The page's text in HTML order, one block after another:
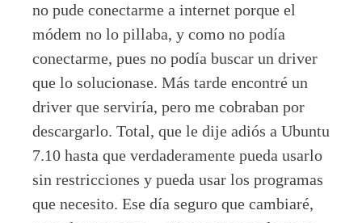
no pude conectarme a internet porque el
módem no lo pillaba, y como no podía
conectarme, pues no podía buscar un driver
que lo solucionase. Más tarde encontré un
driver que serviría, pero me cobraban por
descargarlo. Total, que le dije adiós a Ubuntu
7.10 hasta que verdaderamente pueda usarlo
sin restricciones y pueda usar los programas
que necesito. Ese día seguro que cambiaré,